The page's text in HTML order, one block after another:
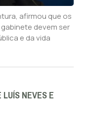
afirmou que os
devem ser
e da vida
NEVES E